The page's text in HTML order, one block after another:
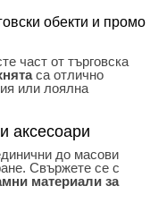
обекти и промо
част от търговска
са отлично
или лоялна
аксесоари
до масови
Свържете се с
материали за